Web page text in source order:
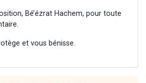
Bé’ézrat Hachem, pour toute
et vous bénisse.